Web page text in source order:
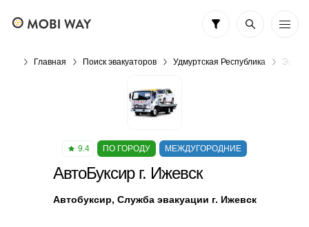
Главная Поиск эвакуаторов Удмуртская Республика
9.4 ПО ГОРОДУ МЕЖДУГОРОДНИЕ
АвтоБуксир г. Ижевск
Автобуксир, Служба эвакуации г. Ижевск